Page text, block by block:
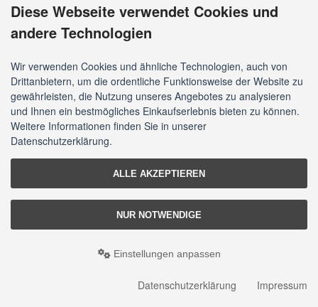
Diese Webseite verwendet Cookies und
andere Technologien
Wir verwenden Cookies und ähnliche Technologien, auch von
Drittanbietern, um die ordentliche Funktionsweise der Website zu
gewährleisten, die Nutzung unseres Angebotes zu analysieren
und Ihnen ein bestmögliches Einkaufserlebnis bieten zu können.
Weitere Informationen finden Sie in unserer
Datenschutzerklärung.
ALLE AKZEPTIEREN
NUR NOTWENDIGE
Einstellungen anpassen
Datenschutzerklärung Impressum